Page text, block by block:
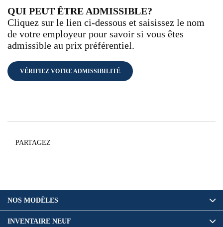
QUI PEUT ÊTRE ADMISSIBLE?
Cliquez sur le lien ci-dessous et saisissez le nom
de votre employeur pour savoir si vous êtes
admissible au prix préférentiel.
VÉRIFIEZ VOTRE ADMISSIBILITÉ
PARTAGEZ
NOS MODÈLES
INVENTAIRE NEUF